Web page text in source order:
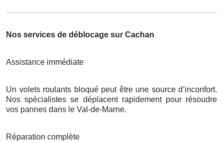
Nos services de déblocage sur Cachan
Assistance immédiate
Un volets roulants bloqué peut être une source d’inconfort.
Nos spécialistes se déplacent rapidement pour résoudre
vos pannes dans le Val-de-Marne.
Réparation complète